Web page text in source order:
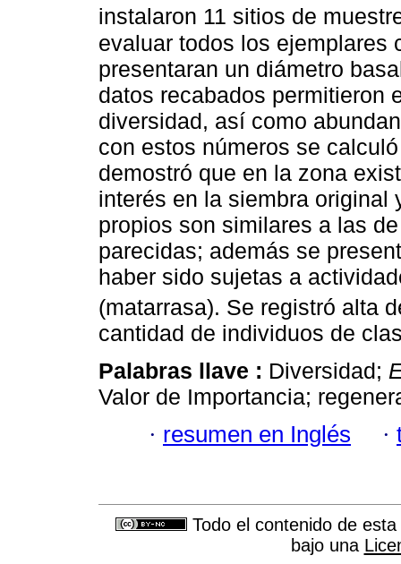
instalaron 11 sitios de
evaluar todos los ejemplares
presentaran un diámetro
datos recabados permitieron
diversidad, así como
con estos números se
demostró que en la zona
interés en la siembra original
propios son similares a las
parecidas; además se
haber sido sujetas a
(matarrasa). Se registró alta
cantidad de individuos de
Palabras llave : Diversidad;
Valor de Importancia;
· resumen en Inglés ·
Todo el contenido de
bajo una